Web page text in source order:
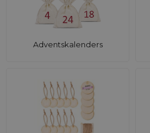
Adventskalenders